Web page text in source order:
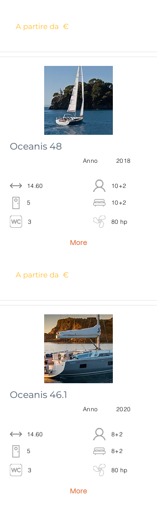
A partire da €
Oceanis 48
14.60
5
3
Anno 2018
10+2
10+2
80 hp
More
A partire da €
Oceanis 46.1
14.60
5
3
Anno 2020
8+2
8+2
80 hp
More